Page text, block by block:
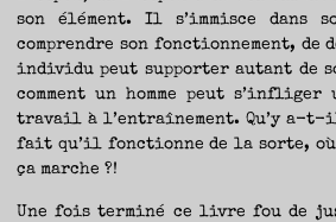
son élément. Il s’immisce dans
comprendre son fonctionnement, de
individu peut supporter autant de
comment un homme peut
travail à l’entraînement. Qu’y a-t-il
fait qu’il fonctionne de la sorte, où
ça marche ?!
Une fois terminé ce livre fou de